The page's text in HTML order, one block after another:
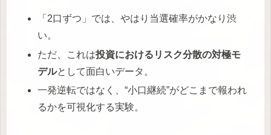
「2口ずつ」では、やはり当選確率がかなり渋
い。
ただ、これは投資におけるリスク分散の対極モ
デルとして面白いデータ。
一発逆転ではなく、“小口継続”がどこまで報われ
るかを可視化する実験。